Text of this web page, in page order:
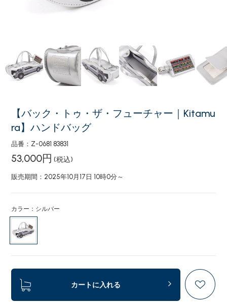
【バック・トゥ・ザ・フューチャー｜Kitamu
ra】ハンドバッグ
品番：Z-0681 83831
53,000円 (税込)
販売期間：2025年10月17日 10時0分～
カラー：シルバー
カートに入れる